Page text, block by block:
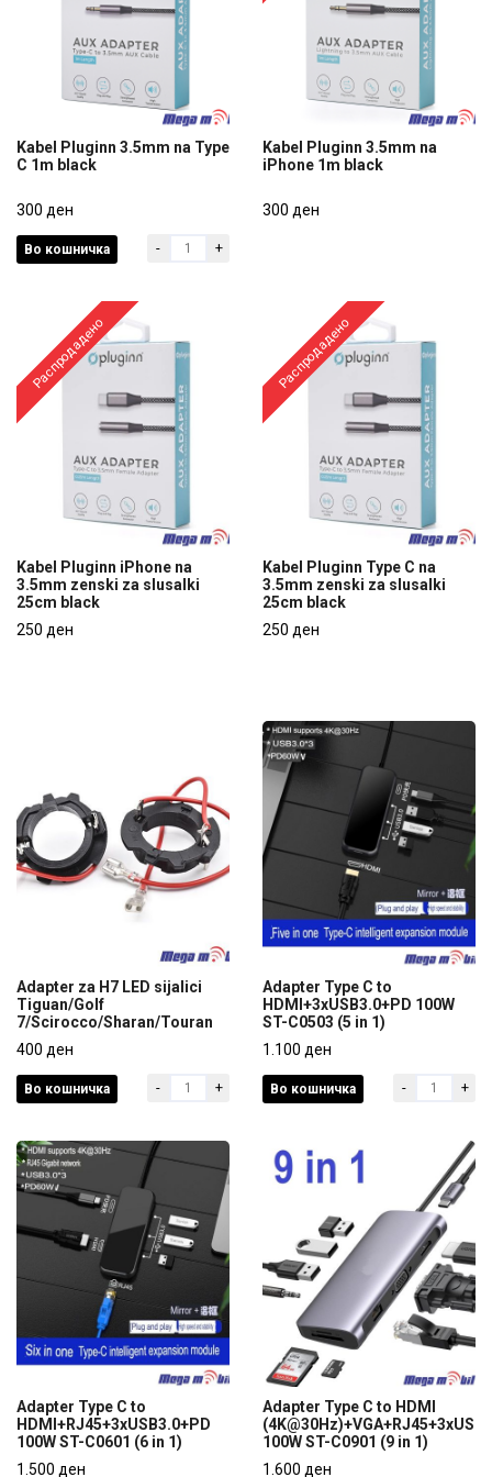
C 1m black
300 ден
Kabel Pluginn 3.5mm na Type
C 1m black
300 ден
Во кошничка - +
iPhone 1m black
Kabel Pluginn 3.5mm na
iPhone 1m black
300 ден
Распродадено
Kabel Pluginn iPhone na
3.5mm zenski za slusalki
Kabel Pluginn iPhone na
3.5mm zenski za slusalki
25cm black
250 ден
Распродадено
Kabel Pluginn Type C na
3.5mm zenski za slusalki
Kabel Pluginn Type C na
3.5mm zenski za slusalki
25cm black
250 ден
Adapter za H7 LED sijalici
Tiguan/Golf
400 ден
Adapter za H7 LED sijalici
Tiguan/Golf
7/Scirocco/Sharan/Touran
400 ден
Во кошничка - +
Adapter Type C to
HDMI+3xUSB3.0+PD 100W
1.100 ден
Adapter Type C to
HDMI+3xUSB3.0+PD 100W
ST-C0503 (5 in 1)
1.100 ден
Во кошничка - +
Adapter Type C to
HDMI+RJ45+3xUSB3.0+PD
Adapter Type C to
HDMI+RJ45+3xUSB3.0+PD
100W ST-C0601 (6 in 1)
1.500 ден
Adapter Type C to HDMI
Adapter Type C to HDMI
100W ST-C0901 (9 in 1)
1.600 ден